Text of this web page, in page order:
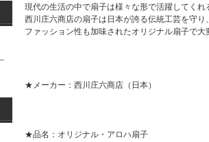
現代の生活の中で扇子は様々な形で活躍してくれ
西川庄六商店の扇子は日本が誇る伝統工芸を守
ファッション性も加味されたオリジナル扇子で大
★メーカー：西川庄六商店（日本）
★品名：オリジナル・アロハ扇子